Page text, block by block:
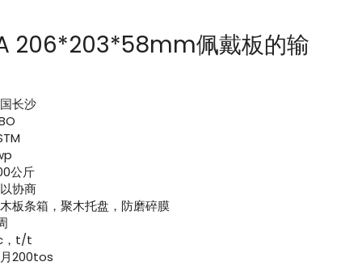
206*203*58mm佩戴板的输
长沙
公斤
协商
板条箱，聚木托盘，防磨碎膜
，t/t
200tos